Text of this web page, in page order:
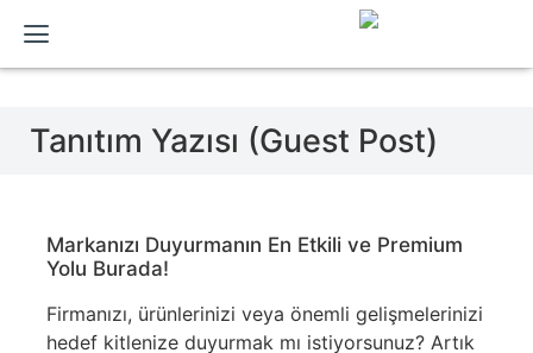
Tanıtım Yazısı (Guest Post)
Markanızı Duyurmanın En Etkili ve Premium
Yolu Burada!
Firmanızı, ürünlerinizi veya önemli gelişmelerinizi
hedef kitlenize duyurmak mı istiyorsunuz? Artık